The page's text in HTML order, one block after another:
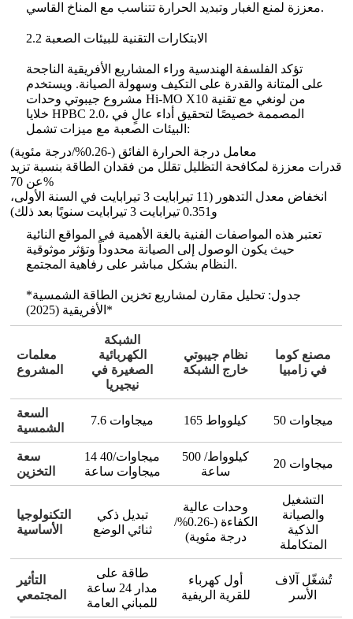
معززة لمنع الغبار وتبديد الحرارة تتناسب مع المناخ القاسي.
2.2 الابتكارات التقنية للبيئات الصعبة
تؤكد الفلسفة الهندسية وراء المشاريع الأفريقية الناجحة
على المتانة والقدرة على التكيف وسهولة الصيانة. ويستخدم
مشروع جيبوتي وحدات Hi-MO X10 من لونغي مع تقنية
خلايا HPBC 2.0، المصممة خصيصًا لتحقيق أداء عالٍ في
البيئات الصعبة مع ميزات تشمل:
معامل درجة الحرارة الفائق (-0.26%/درجة مئوية)
قدرات معززة لمكافحة التظليل تقلل من فقدان الطاقة بنسبة تزيد
عن 70%
انخفاض معدل التدهور (11 تيرابايت 3 تيرابايت في السنة الأولى،
تعتبر هذه المواصفات الفنية بالغة الأهمية في المواقع النائية
حيث يكون الوصول إلى الصيانة محدوداً وتؤثر موثوقية
النظام بشكل مباشر على رفاهية المجتمع.
*جدول: تحليل مقارن لمشاريع تخزين الطاقة الشمسية
الأفريقية (2025)*
معلمات
المشروع
الشبكة
الكهربائية
الصغيرة في
نيجيريا
نظام جيبوتي
خارج الشبكة
مصنع كوما
في زامبيا
السعة
الشمسية
7.6 ميجاوات 165 كيلوواط 50 ميجاوات
سعة
التخزين
14 ميجاوات/40
ميجاوات ساعة
500 كيلوواط/
ساعة
20 ميجاوات
التكنولوجيا
الأساسية
تبديل ذكي
ثنائي الوضع
وحدات عالية
الكفاءة (-0.26%/
درجة مئوية)
التشغيل
والصيانة
الذكية
المتكاملة
التأثير
المجتمعي
طاقة على
مدار 24 ساعة
للمباني العامة
أول كهرباء
للقرية الريفية
تُشغّل آلاف
الأسر